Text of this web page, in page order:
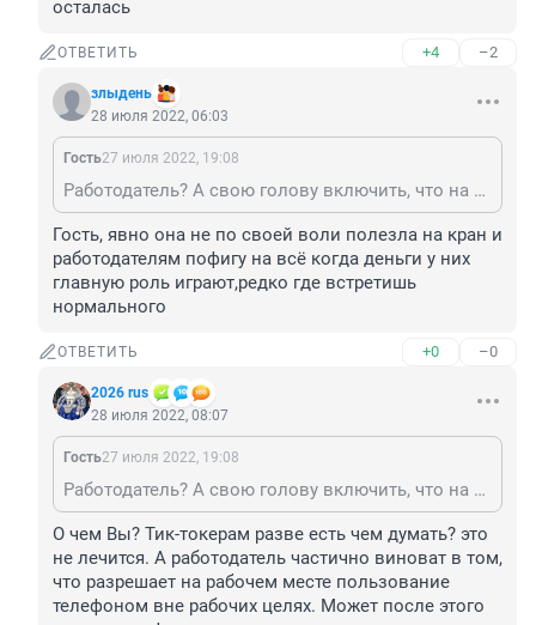
осталась
ОТВЕТИТЬ +4 –2
злыдень
28 июля 2022, 06:03
Гость27 июля 2022, 19:08
Работодатель? А свою голову включить, что на рабочем месте отвлекаться нельзя-это башенный кран, погрузочный. Да, почему её и ей подобных не наказывают штрафом? Наверняка прославилась и знали у ней и на работе, что ведет съемки прям в кабине крана. Наказали бы разок, глядишь жива бы осталась
Гость, явно она не по своей воли полезла на кран и
работодателям пофигу на всё когда деньги у них
главную роль играют,редко где встретишь
нормального
ОТВЕТИТЬ +0 –0
2026 rus
28 июля 2022, 08:07
Гость27 июля 2022, 19:08
Работодатель? А свою голову включить, что на рабочем месте отвлекаться нельзя-это башенный кран, погрузочный. Да, почему её и ей подобных не наказывают штрафом? Наверняка прославилась и знали у ней и на работе, что ведет съемки прям в кабине крана. Наказали бы разок, глядишь жива бы осталась
О чем Вы? Тик-токерам разве есть чем думать? это
не лечится. А работодатель частично виноват в том,
что разрешает на рабочем месте пользование
телефоном вне рабочих целях. Может после этого